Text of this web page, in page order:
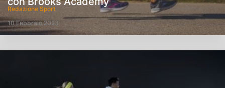
Redazione Sport
10 Febbraio 2023